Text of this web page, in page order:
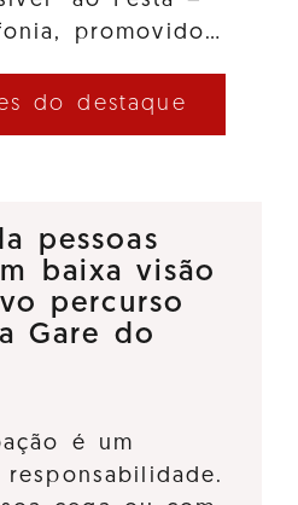
promovido…
do destaque
pessoas
baixa visão
percurso
Gare do
é um